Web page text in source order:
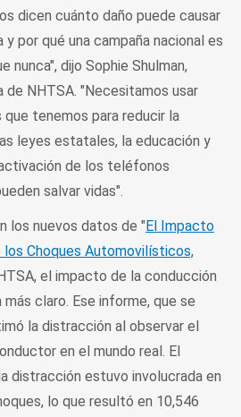
dicen cuánto daño puede causar
por qué una campaña nacional es
nunca", dijo Sophie Shulman,
de NHTSA. "Necesitamos usar
tenemos para reducir la
leyes estatales, la educación y
de los teléfonos
salvar vidas".
los nuevos datos de " El Impacto
los Choques Automovilísticos,
el impacto de la conducción
claro. Ese informe, que se
la distracción al observar el
en el mundo real. El
distracción estuvo involucrada en
lo que resultó en 10,546